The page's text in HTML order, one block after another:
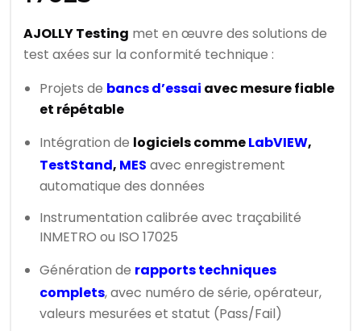
AJOLLY Testing met en œuvre des solutions de
test axées sur la conformité technique :
Projets de bancs d’essai avec mesure fiable
et répétable
Intégration de logiciels commeLabVIEW,
TestStand, MES avec enregistrement
automatique des données
Instrumentation calibrée avec traçabilité
INMETRO ou ISO 17025
Génération de rapports techniques
complets, avec numéro de série, opérateur,
valeurs mesurées et statut (Pass/Fail)